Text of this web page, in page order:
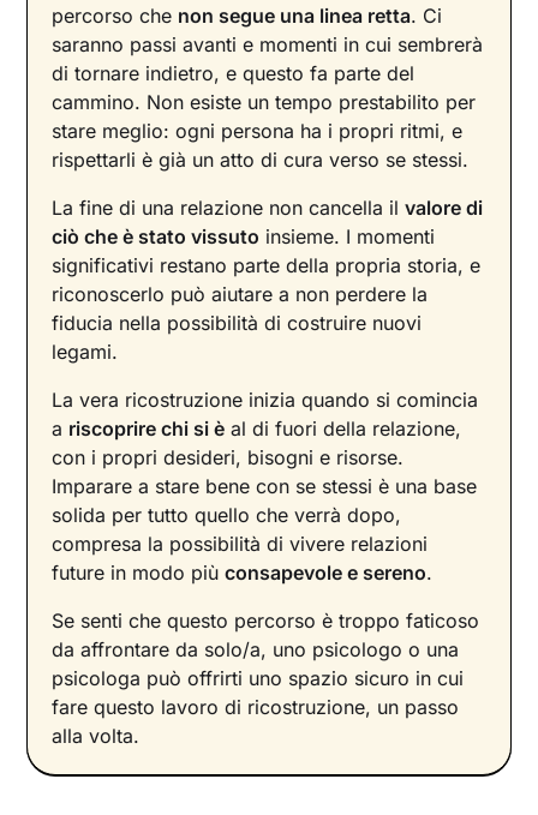
percorso che non segue una linea retta. Ci
saranno passi avanti e momenti in cui sembrerà
di tornare indietro, e questo fa parte del
cammino. Non esiste un tempo prestabilito per
stare meglio: ogni persona ha i propri ritmi, e
rispettarli è già un atto di cura verso se stessi.
La fine di una relazione non cancella ilvalore di
ciò che è stato vissuto insieme. I momenti
significativi restano parte della propria storia, e
riconoscerlo può aiutare a non perdere la
fiducia nella possibilità di costruire nuovi
legami.
La vera ricostruzione inizia quando si comincia
a riscoprire chi si è al di fuori della relazione,
con i propri desideri, bisogni e risorse.
Imparare a stare bene con se stessi è una base
solida per tutto quello che verrà dopo,
compresa la possibilità di vivere relazioni
future in modo piùconsapevole e sereno.
Se senti che questo percorso è troppo faticoso
da affrontare da solo/a, uno psicologo o una
psicologa può offrirti uno spazio sicuro in cui
fare questo lavoro di ricostruzione, un passo
alla volta.